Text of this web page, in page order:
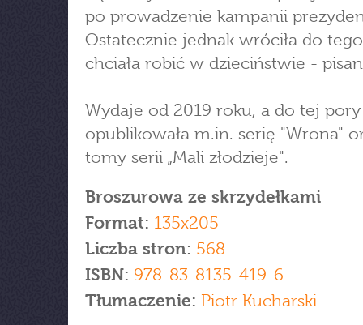
po prowadzenie kampanii
Ostatecznie jednak wróciła do
chciała robić w dzieciństwie -
Wydaje od 2019 roku, a do tej pory
opublikowała m.in. serię "Wrona"
tomy serii „Mali złodzieje".
Broszurowa ze skrzydełkami
Format: 135x205
Liczba stron: 568
ISBN: 978-83-8135-419-6
Tłumaczenie: Piotr Kucharski